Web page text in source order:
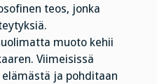
teos, jonka
muoto kehii
Viimeisissä
ja pohditaan